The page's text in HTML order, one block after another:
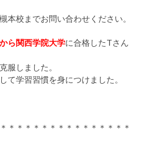
本校までお問い合わせください。
ら関西学院大学に合格したTさん
服しました。
て学習習慣を身につけました。
＊＊＊＊＊＊＊＊＊＊＊＊＊＊＊